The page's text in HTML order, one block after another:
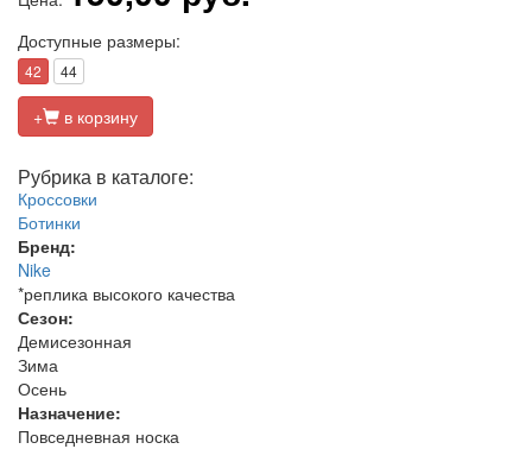
Доступные размеры:
42 44
+ в корзину
Рубрика в каталоге:
Кроссовки
Ботинки
Бренд:
Nike
*реплика высокого качества
Сезон:
Демисезонная
Зима
Осень
Назначение:
Повседневная носка